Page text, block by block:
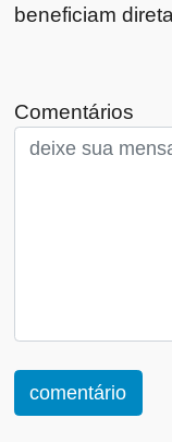
beneficiam
Comentários
comentário